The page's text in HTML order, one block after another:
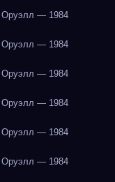
— 1984
— 1984
— 1984
— 1984
— 1984
— 1984